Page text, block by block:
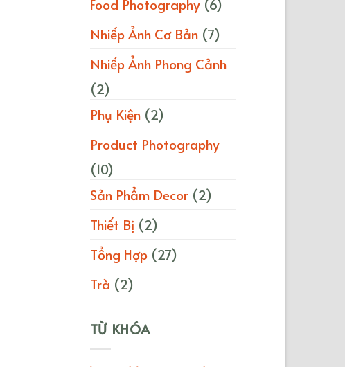
Food Photography(6)
Nhiếp Ảnh Cơ Bản(7)
Nhiếp Ảnh Phong Cảnh
(2)
Phụ Kiện(2)
Product Photography
(10)
Sản Phẩm Decor(2)
Thiết Bị (2)
Tổng Hợp(27)
Trà (2)
TỪ KHÓA